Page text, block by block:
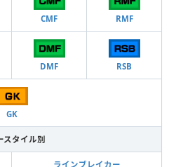
CMF RMF
DMF RSB
GK
スタイル別
ラインブレイカー